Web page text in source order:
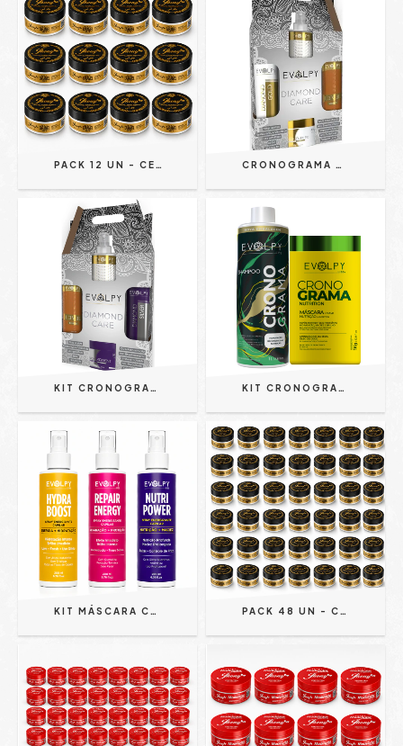
PACK 12 UN - CERA MODELADORA GOLD CARAMEL WAX FIXAÇÃO ADAPTÁVEL 150G - JHONY BARBER CRONOGRAMA CAPILAR DIAMOND CARE – KIT ANTI-RESSECAMENTO E FRIZZ 4 PRODUTOS 10 TRATAMENTOS - EVOLPY LISS
KIT CRONOGRAMA CAPILAR LOIROS | DIAMOND SILVER 4 PRODUTOS - EVOLPY LISS KIT CRONOGRAMA CAPILAR NUTRIÇÃO | SHAMPOO 1L + MÁSCARA 1 KG - EVOLPY LISS
KIT MÁSCARA CAPILAR EM SPRAY | CRONOGRAMA - EVOLPY LISS 200ML PACK 48 UN - CERA MODELADORA GOLD CARAMEL WAX FIXAÇÃO ADAPTÁVEL 150G - JHONY BARBER